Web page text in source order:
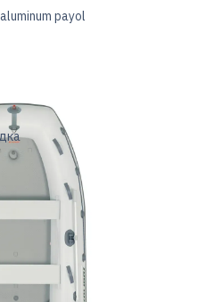
payol